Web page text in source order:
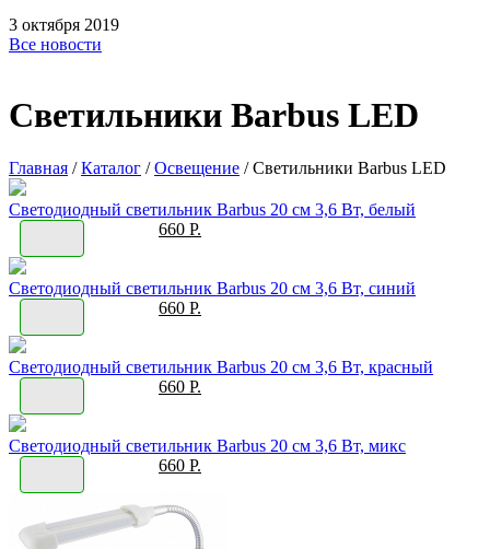
3 октября 2019
Все новости
Светильники Barbus LED
Главная /Каталог /Освещение /Светильники Barbus LED
Светодиодный светильник Barbus 20 см 3,6 Вт, белый
660 Р.
Светодиодный светильник Barbus 20 см 3,6 Вт, синий
660 Р.
Светодиодный светильник Barbus 20 см 3,6 Вт, красный
660 Р.
Светодиодный светильник Barbus 20 см 3,6 Вт, микс
660 Р.